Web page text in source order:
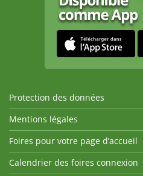
Protection des données
Mentions légales
Foires pour votre page d’accueil
Calendrier des foires connexion